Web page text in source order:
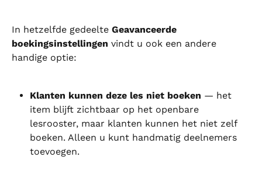
In hetzelfde gedeelte Geavanceerde
boekingsinstellingen vindt u ook een andere
handige optie:
Klanten kunnen deze les niet boeken — het
item blijft zichtbaar op het openbare
lesrooster, maar klanten kunnen het niet zelf
boeken. Alleen u kunt handmatig deelnemers
toevoegen.